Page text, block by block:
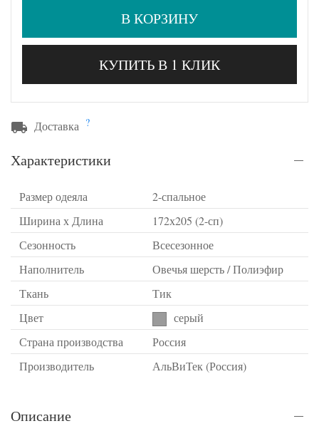
В КОРЗИНУ
КУПИТЬ В 1 КЛИК
Доставка ?
Характеристики
Размер одеяла
2-спальное
Ширина х Длина
172х205 (2-сп)
Сезонность
Всесезонное
Наполнитель
Овечья шерсть / Полиэфир
Ткань
Тик
Цвет
серый
Страна производства
Россия
Производитель
АльВиТек (Россия)
Описание